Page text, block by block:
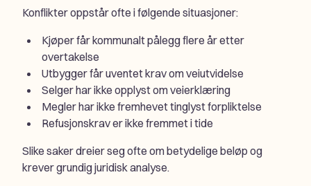
Konflikter oppstår ofte i følgende situasjoner:
Kjøper får kommunalt pålegg flere år etter
overtakelse
Utbygger får uventet krav om veiutvidelse
Selger har ikke opplyst om veierklæring
Megler har ikke fremhevet tinglyst forpliktelse
Refusjonskrav er ikke fremmet i tide
Slike saker dreier seg ofte om betydelige beløp og
krever grundig juridisk analyse.